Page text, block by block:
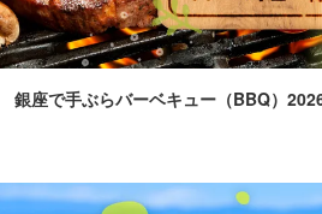
銀座で手ぶらバーベキュー（BBQ）